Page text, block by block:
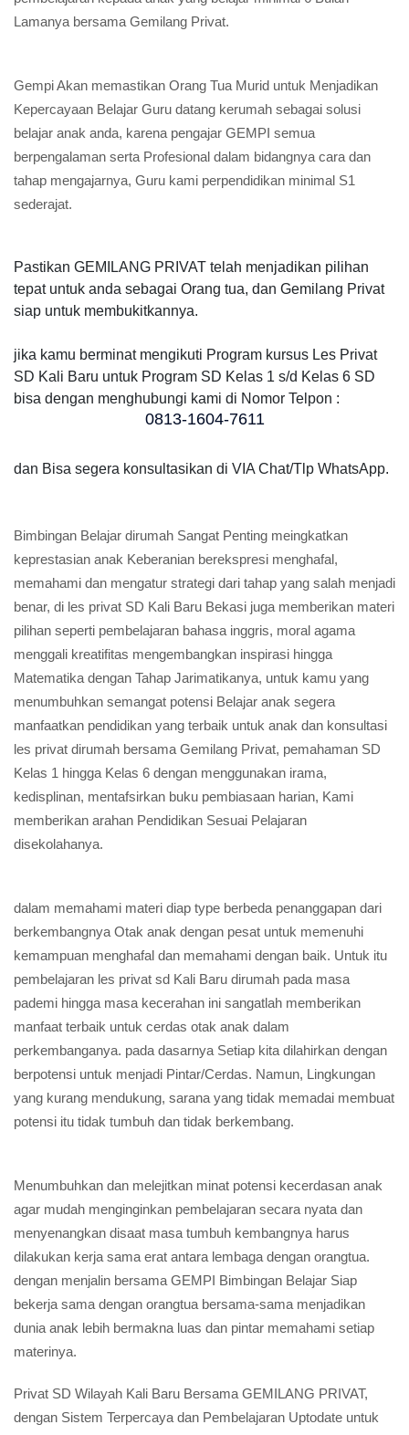
Lamanya bersama Gemilang Privat.
Gempi Akan memastikan Orang Tua Murid untuk Menjadikan
Kepercayaan Belajar Guru datang kerumah sebagai solusi
belajar anak anda, karena pengajar GEMPI semua
berpengalaman serta Profesional dalam bidangnya cara dan
tahap mengajarnya, Guru kami perpendidikan minimal S1
sederajat.
Pastikan GEMILANG PRIVAT telah menjadikan pilihan
tepat untuk anda sebagai Orang tua, dan Gemilang Privat
siap untuk membukitkannya.
jika kamu berminat mengikuti Program kursus Les Privat
SD Kali Baru untuk Program SD Kelas 1 s/d Kelas 6 SD
bisa dengan menghubungi kami di Nomor Telpon :
0813-1604-7611
dan Bisa segera konsultasikan di VIA Chat/Tlp WhatsApp.
Bimbingan Belajar dirumah
Sangat Penting meingkatkan
keprestasian anak Keberanian
berekspresi menghafal,
memahami dan mengatur
strategi dari tahap yang salah
menjadi benar, di les privat SD
Kali Baru Bekasi juga
memberikan materi pilihan seperti pembelajaran bahasa inggris,
moral agama menggali kreatifitas mengembangkan inspirasi
hingga Matematika dengan Tahap Jarimatikanya, untuk kamu
yang menumbuhkan semangat potensi Belajar anak segera
manfaatkan pendidikan yang terbaik untuk anak dan konsultasi
les privat dirumah bersama Gemilang Privat, pemahaman SD
memberikan arahan Pendidikan Sesuai Pelajaran
disekolahanya.
dalam memahami materi diap type berbeda penanggapan dari
berkembangnya Otak anak dengan pesat untuk memenuhi
kemampuan menghafal dan memahami dengan baik. Untuk itu
pembelajaran les privat sd Kali Baru dirumah pada masa
pademi hingga masa kecerahan ini sangatlah memberikan
manfaat terbaik untuk cerdas otak anak dalam
yang kurang mendukung, sarana yang tidak memadai membuat
potensi itu tidak tumbuh dan tidak berkembang.
Menumbuhkan dan melejitkan minat potensi kecerdasan anak
agar mudah menginginkan pembelajaran secara nyata dan
menyenangkan disaat masa tumbuh kembangnya harus
dilakukan kerja sama erat antara lembaga dengan orangtua.
bekerja sama dengan orangtua bersama-sama menjadikan
dunia anak lebih bermakna luas dan pintar memahami setiap